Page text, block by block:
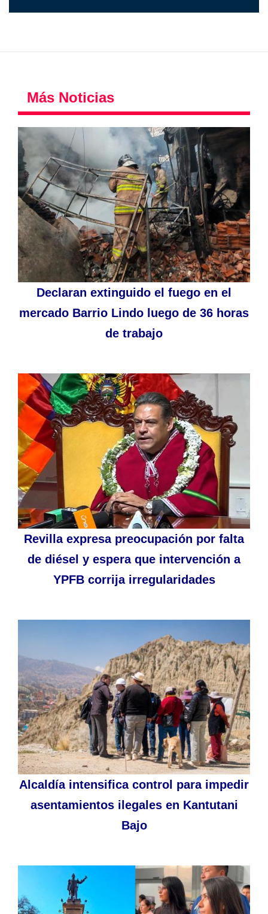
Más Noticias
Declaran extinguido el fuego en el
mercado Barrio Lindo luego de 36 horas
de trabajo
Revilla expresa preocupación por falta
de diésel y espera que intervención a
YPFB corrija irregularidades
Alcaldía intensifica control para impedir
asentamientos ilegales en Kantutani
Bajo